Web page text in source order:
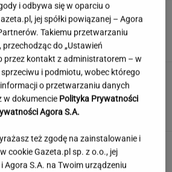
Monroe przeszła operację
Dokumentacja rozwiewa
Siedem lat gehenny. "Spłacamy
za mieszkania, w których mieszkają
dewelopera"
cię do niedostępnych osób?
mówi o powodach
i odbywa się w oparciu o
jej spółki powiązanej – Agora
Takiemu przetwarzaniu
przechodząc do „Ustawień
przez kontakt z administratorem – w
i podmiotu, wobec którego
o przetwarzaniu danych
w dokumencie Polityka Prywatności
Agora S.A.
też zgodę na zainstalowanie i
cookie Gazeta.pl sp. z o.o., jej
Agora S.A. na Twoim urządzeniu